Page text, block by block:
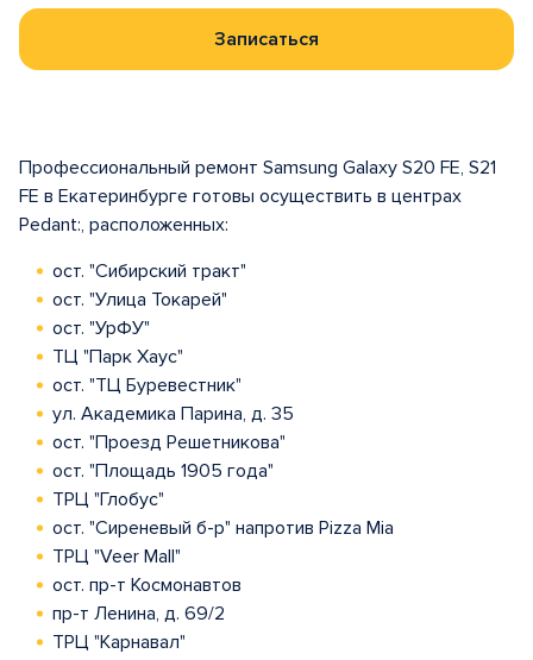
Записаться
Профессиональный ремонт Samsung Galaxy S20 FE, S21
FE в Екатеринбурге готовы осуществить в центрах
Pedant:, расположенных:
ост. "Сибирский тракт"
ост. "Улица Токарей"
ост. "УрФУ"
ТЦ "Парк Хаус"
ост. "ТЦ Буревестник"
ул. Академика Парина, д. 35
ост. "Проезд Решетникова"
ост. "Площадь 1905 года"
ТРЦ "Глобус"
ост. "Сиреневый б-р" напротив Pizza Mia
ТРЦ "Veer Mall"
ост. пр-т Космонавтов
пр-т Ленина, д. 69/2
ТРЦ "Карнавал"